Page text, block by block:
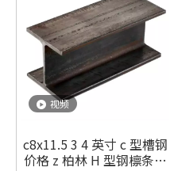
视频
c8x11.5 3 4 英寸 c 型槽钢
价格 z 柏林 H 型钢檩条钢